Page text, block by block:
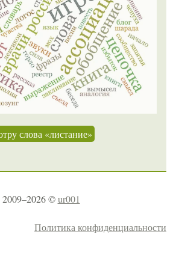
слова «листание»
2009–2026 ©ur001
Политика конфиденциальности